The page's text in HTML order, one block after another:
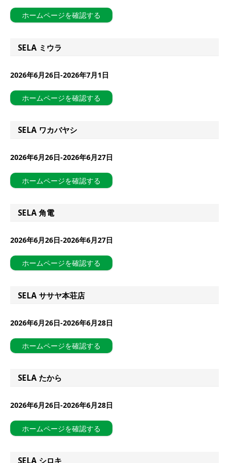
ホームページを確認する
SELA ミウラ
2026年6月26日-2026年7月1日
ホームページを確認する
SELA ワカバヤシ
2026年6月26日-2026年6月27日
ホームページを確認する
SELA 角電
2026年6月26日-2026年6月27日
ホームページを確認する
SELA ササヤ本荘店
2026年6月26日-2026年6月28日
ホームページを確認する
SELA たから
2026年6月26日-2026年6月28日
ホームページを確認する